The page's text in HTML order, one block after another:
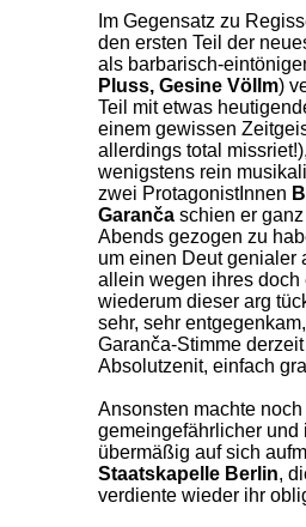
Im Gegensatz zu
den ersten Teil der
als barbarisch-
Pluss, Gesine Völlm)
Teil mit etwas
einem gewissen
allerdings total
wenigstens rein
zwei ProtagonistInnen
Garančaschien er ganz
Abends gezogen zu
um einen Deut genialer
allein wegen ihres doch
wiederum dieser arg
sehr, sehr
Garanča-Stimme
Absolutzenit, einfach
Ansonsten machte noch
gemeingefährlicher und
übermäßig auf sich
Staatskapelle Berlin,
verdiente wieder ihr